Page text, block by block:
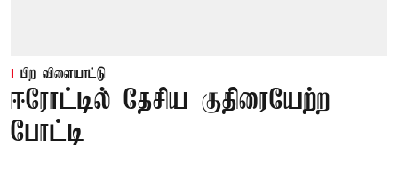
பிற விளையாட்டு
ஈரோட்டில் தேசிய குதிரையேற்ற
போட்டி